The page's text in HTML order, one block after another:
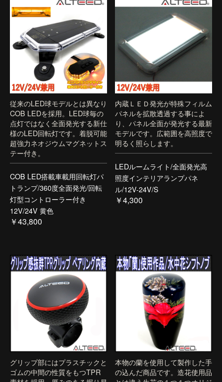
従来のLED球モデルとは異なり
COB LEDを採用。LED球毎の
点灯ではなく全面発光する新仕
様のLED回転灯です。着脱可能
超強力ネオジウムマグネットス
テー付き。
COB LED搭載車載用回転灯パ
トランプ/360度全面発光/回転
灯型コントローラー付き
12V/24V 黄色
￥43,800
内蔵ＬＥＤ発光が特殊フィルム
パネルを拡散透過する事によ
り、パネル全面が発光する最新
モデルです。広範囲を高照度で
明るく照らします。
LEDルームライト/全面発光高
照度インテリアランプパネ
ル/12V-24V/S
￥4,300
グリップ部にはプラスチックと
ゴムの中間の性質をもつTPR
本物の蘭を使用して製作した手
の込んだ商品です。造花使用品